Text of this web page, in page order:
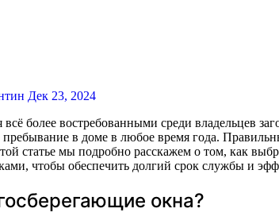
Дек 23, 2024
пребывание в доме в любое время года.
статье мы подробно расскажем о том, как
чтобы обеспечить долгий срок службы и
окна?